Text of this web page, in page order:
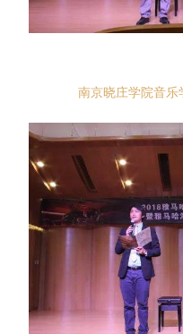
南京晓庄学院音